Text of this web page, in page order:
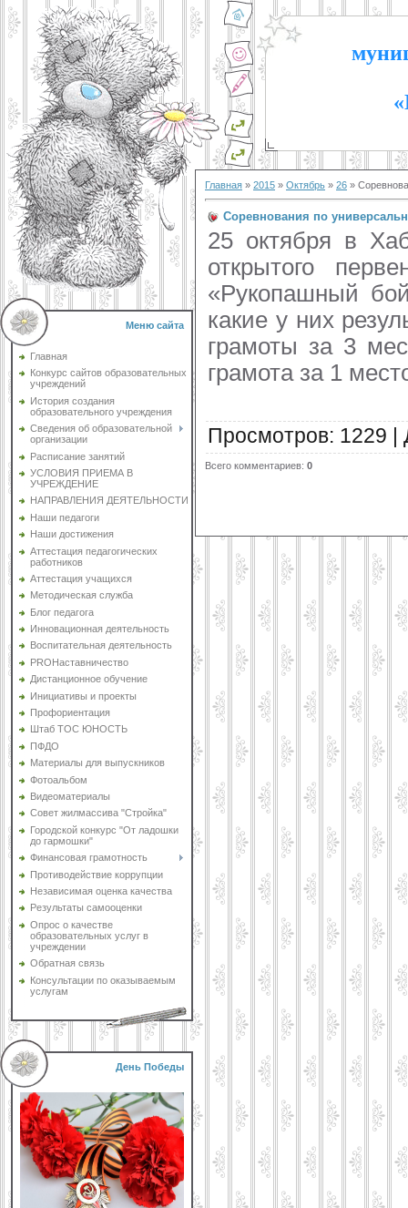
Меню сайта
Главная
Конкурс сайтов образовательных
учреждений
История создания
образовательного учреждения
Сведения об образовательной
организации
Расписание занятий
УСЛОВИЯ ПРИЕМА В
УЧРЕЖДЕНИЕ
НАПРАВЛЕНИЯ ДЕЯТЕЛЬНОСТИ
Наши педагоги
Наши достижения
Аттестация педагогических
работников
Аттестация учащихся
Методическая служба
Блог педагога
Инновационная деятельность
Воспитательная деятельность
PROНаставничество
Дистанционное обучение
Инициативы и проекты
Профориентация
Штаб ТОС ЮНОСТЬ
ПФДО
Материалы для выпускников
Фотоальбом
Видеоматериалы
Совет жилмассива "Стройка"
Городской конкурс "От ладошки
до гармошки"
Финансовая грамотность
Противодействие коррупции
Независимая оценка качества
Результаты самооценки
Опрос о качестве
образовательных услуг в
учреждении
Обратная связь
Консультации по оказываемым
услугам
День Победы
Главная » 2015 » Октябрь » 26 »
Соревнования по
25 октября в
открытого
«Рукопашный
какие у них
грамоты за 3
грамота за 1
Просмотров: 1229
Всего комментариев: 0